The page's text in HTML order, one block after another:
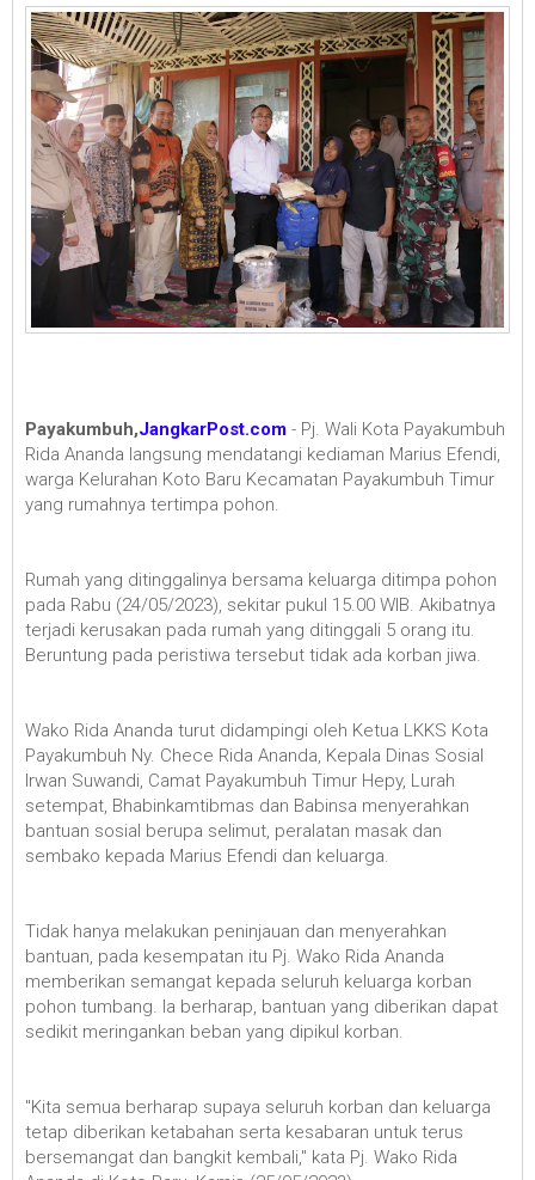
Payakumbuh,JangkarPost.com - Pj. Wali Kota Payakumbuh
Rida Ananda langsung mendatangi kediaman Marius Efendi,
warga Kelurahan Koto Baru Kecamatan Payakumbuh Timur
yang rumahnya tertimpa pohon.
Rumah yang ditinggalinya bersama keluarga ditimpa pohon
pada Rabu (24/05/2023), sekitar pukul 15.00 WIB. Akibatnya
terjadi kerusakan pada rumah yang ditinggali 5 orang itu.
Beruntung pada peristiwa tersebut tidak ada korban jiwa.
Wako Rida Ananda turut didampingi oleh Ketua LKKS Kota
Payakumbuh Ny. Chece Rida Ananda, Kepala Dinas Sosial
Irwan Suwandi, Camat Payakumbuh Timur Hepy, Lurah
setempat, Bhabinkamtibmas dan Babinsa menyerahkan
bantuan sosial berupa selimut, peralatan masak dan
sembako kepada Marius Efendi dan keluarga.
Tidak hanya melakukan peninjauan dan menyerahkan
bantuan, pada kesempatan itu Pj. Wako Rida Ananda
memberikan semangat kepada seluruh keluarga korban
pohon tumbang. Ia berharap, bantuan yang diberikan dapat
sedikit meringankan beban yang dipikul korban.
"Kita semua berharap supaya seluruh korban dan keluarga
tetap diberikan ketabahan serta kesabaran untuk terus
bersemangat dan bangkit kembali," kata Pj. Wako Rida